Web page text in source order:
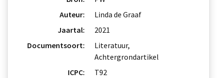
Auteur:
Linda de Graaf
Jaartal:
2021
Documentsoort:
Literatuur,
Achtergrondartikel
ICPC:
T92